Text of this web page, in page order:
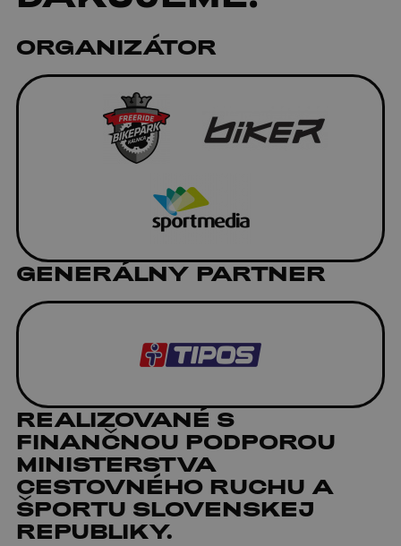
ORGANIZÁTOR
GENERÁLNY PARTNER
REALIZOVANÉ S
FINANČNOU PODPOROU
MINISTERSTVA
CESTOVNÉHO RUCHU A
ŠPORTU SLOVENSKEJ
REPUBLIKY.